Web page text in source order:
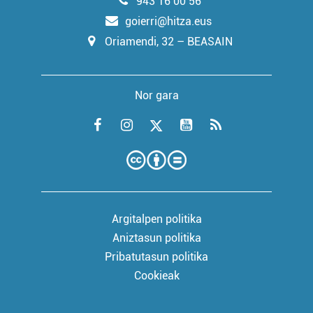
goierri@hitza.eus
Oriamendi, 32 – BEASAIN
Nor gara
Argitalpen politika
Aniztasun politika
Pribatutasun politika
Cookieak